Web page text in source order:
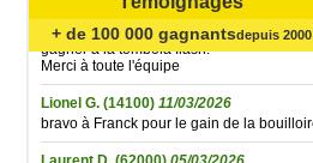
+ de 100 000 gagnantsdepuis 2000
(30330) 06/06/2026
Bien reçu le bon Amazon de 15 euros
gagner à la tombola flash.
Merci à toute l'équipe
Lionel G. (14100) 11/03/2026
bravo à Franck pour le gain de la bouilloire
Laurent D. (62000) 05/03/2026